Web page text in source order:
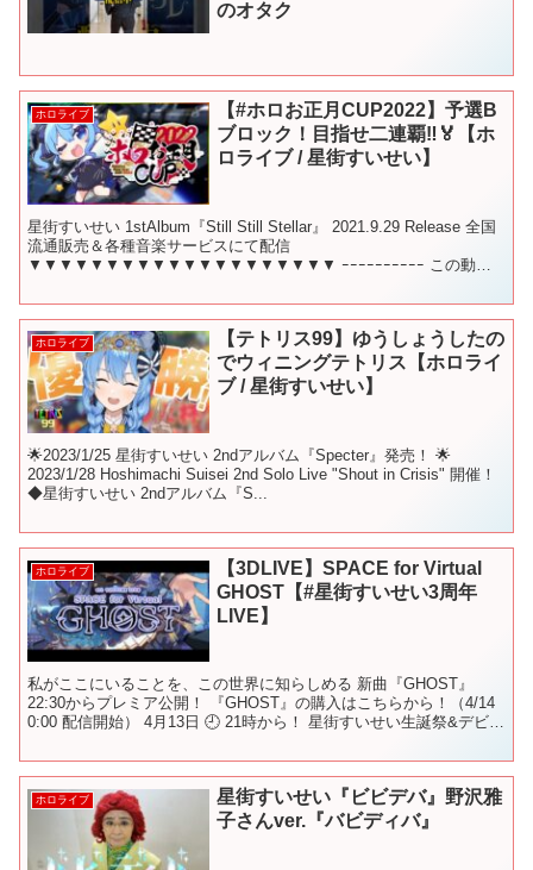
のオタク
ホロライブ
【#ホロお正月CUP2022】予選B
ブロック！目指せ二連覇‼🏅【ホ
ロライブ / 星街すいせい】
星街すいせい 1stAlbum『Still Still Stellar』 2021.9.29 Release 全国
流通販売＆各種音楽サービスにて配信
▼▼▼▼▼▼▼▼▼▼▼▼▼▼▼▼▼▼▼▼ ｰｰｰｰｰｰｰｰｰｰ この動画
ホロライブ
【テトリス99】ゆうしょうしたの
でウィニングテトリス【ホロライ
ブ / 星街すいせい】
🌟2023/1/25 星街すいせい 2ndアルバム『Specter』発売！ 🌟
2023/1/28 Hoshimachi Suisei 2nd Solo Live "Shout in Crisis" 開催！
◆星街すいせい 2ndアルバム『S...
ホロライブ
【3DLIVE】SPACE for Virtual
GHOST【#星街すいせい3周年
LIVE】
私がここにいることを、この世界に知らしめる 新曲『GHOST』
22:30からプレミア公開！ 『GHOST』の購入はこちらから！（4/14
0:00 配信開始） 4月13日 🕘 21時から！ 星街すいせい生誕祭&デビュ
ホロライブ
星街すいせい『ビビデバ』野沢雅
子さんver.『バビディバ』